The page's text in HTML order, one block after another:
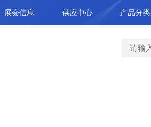
展会信息 供应中心 产品分类